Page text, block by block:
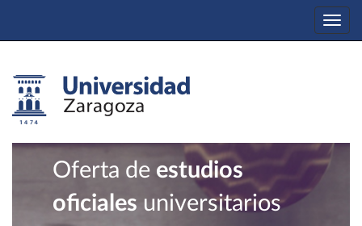
Oferta de estudios
oficiales universitarios